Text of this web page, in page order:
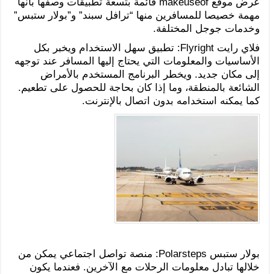
مهمة خصيصا للمسافرين منها “ترافل سبند” و”بولار ستبس”
وخدمات جوجل المختلفة.
فلاي رايت Flyright: تطبيق سهل الاستخدام ويخبر بكل
الأساسيات والمعلومات التي يحتاج إليها المسافر عند توجهه
إلى مكان جديد. ويخطر البرنامج المستخدم بالأمراض
الشائعة بالمنطقة، وما إذا كان بحاجة للحصول على تطعيم.
كما يمكنه استخدامه بدون اتصال بالإنترنت.
بولار ستبس Polarsteps: منصة تواصل اجتماعي يمكن من
خلالها تبادل معلومات الرحلات مع الآخرين. فعندما يكون